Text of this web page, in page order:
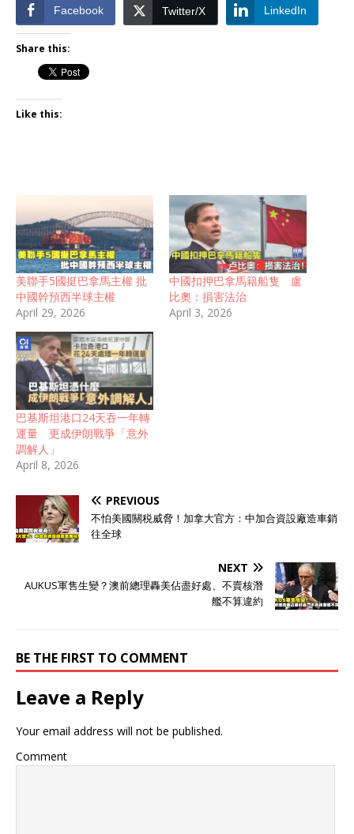
Facebook Twitter/X LinkedIn
Share this:
Like this:
美聯手5國挺巴拿馬主權 批
中國幹預西半球主權
April 29, 2026
中國扣押巴拿馬籍船隻 盧
比奧：損害法治
April 3, 2026
巴基斯坦港口24天吞一年轉
運量 更成伊朗戰爭「意外
調解人」
April 8, 2026
PREVIOUS
不怕美國關税威脅！加拿大官方：中加合資設廠造車銷
往全球
NEXT
AUKUS軍售生變？澳前總理轟美佔盡好處、不賣核潛
艦不算違約
BE THE FIRST TO COMMENT
Leave a Reply
Your email address will not be published.
Comment